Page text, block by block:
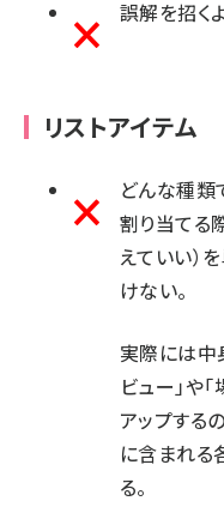
誤解を招く
リストアイテム
どんな種類
割り当てる
えていい）
けない。
実際には中
ビュー」や
アップする
に含まれる
る。